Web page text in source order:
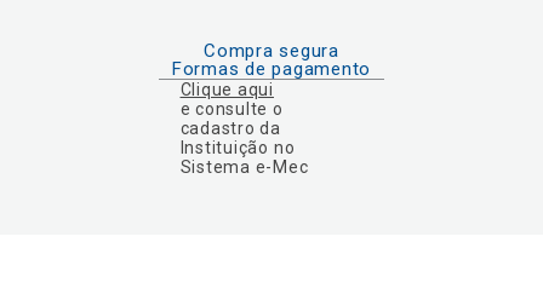
Compra segura
Formas de pagamento
Clique aqui
e consulte o
cadastro da
Instituição no
Sistema e-Mec